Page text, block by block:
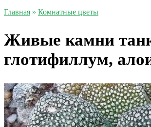
Главная » Комнатные цветы
Живые камни
глотифиллум,